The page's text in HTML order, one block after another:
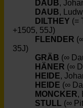
DAUB,
DAUB,
DILTHEY (=
+1505, 55J)
FLENDER
35J)
GRÄB (∞
HÄNER (∞
HEIDE,
HEIDE (∞
MONCKER,
STULL (∞